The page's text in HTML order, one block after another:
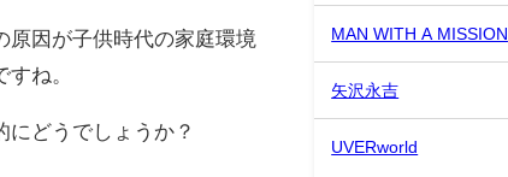
原因が子供時代の家庭環境
ね。
どうでしょうか？
MAN WITH A MISSION
矢沢永吉
UVERworld